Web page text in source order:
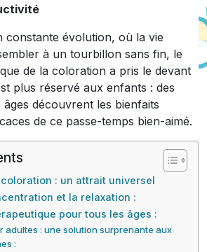
constante évolution, où la vie
à un tourbillon sans fin, le
de la coloration a pris le devant
plus réservé aux enfants : des
découvrent les bienfaits
de ce passe-temps bien-aimé.
: un attrait universel
et la relaxation :
pour tous les âges :
adultes : une solution surprenante aux
: